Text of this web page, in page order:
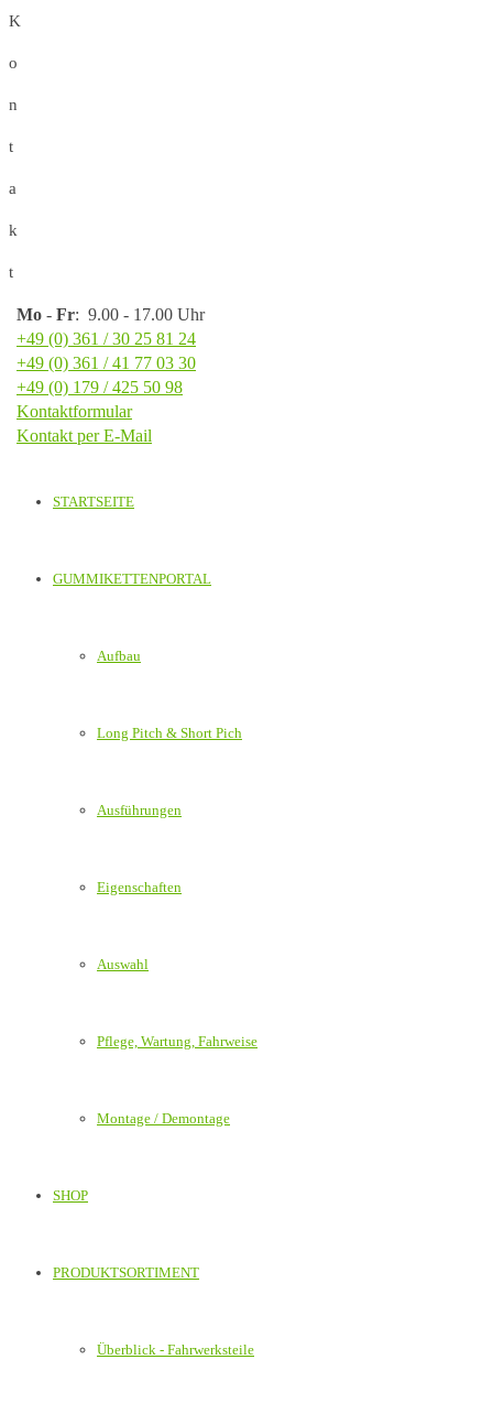
K
o
n
t
a
k
t
Mo - Fr: 9.00 - 17.00 Uhr
+49 (0) 361 / 30 25 81 24
+49 (0) 361 / 41 77 03 30
+49 (0) 179 / 425 50 98
Kontaktformular
Kontakt per E-Mail
STARTSEITE
GUMMIKETTENPORTAL
Aufbau
Long Pitch & Short Pich
Ausführungen
Eigenschaften
Auswahl
Pflege, Wartung, Fahrweise
Montage / Demontage
SHOP
PRODUKTSORTIMENT
Überblick - Fahrwerksteile